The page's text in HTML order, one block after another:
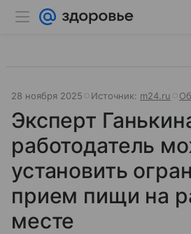
28 ноября 2025 Источник: m24.ru
Эксперт
работодатель
установить
прием пищи на
месте